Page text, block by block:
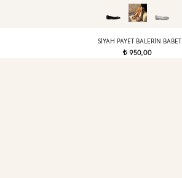
SIYAH PAYET BALERIN BABET
t950,00